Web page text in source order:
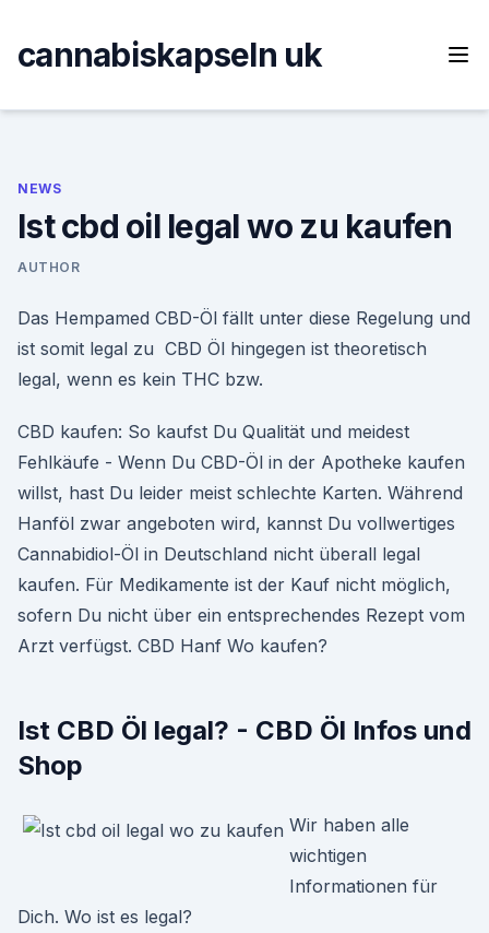
content
cannabiskapseln uk
NEWS
Ist cbd oil legal wo zu kaufen
AUTHOR
Das Hempamed CBD-Öl fällt unter diese Regelung und
ist somit legal zu CBD Öl hingegen ist theoretisch
legal, wenn es kein THC bzw.
CBD kaufen: So kaufst Du Qualität und meidest
Fehlkäufe - Wenn Du CBD-Öl in der Apotheke kaufen
willst, hast Du leider meist schlechte Karten. Während
Hanföl zwar angeboten wird, kannst Du vollwertiges
Cannabidiol-Öl in Deutschland nicht überall legal
kaufen. Für Medikamente ist der Kauf nicht möglich,
sofern Du nicht über ein entsprechendes Rezept vom
Arzt verfügst. CBD Hanf Wo kaufen?
Ist CBD Öl legal? - CBD Öl Infos und
Shop
Wir haben alle
wichtigen
Informationen für
Dich. Wo ist es legal?